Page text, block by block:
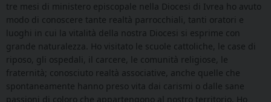
tre mesi di ministero episcopale nella Diocesi di Ivrea ho avuto
modo di conoscere tante realtà parrocchiali, tanti oratori e
luoghi in cui la vitalità della nostra Diocesi si esprime con
grande naturalezza. Ho visitato le scuole cattoliche, le case di
riposo, gli ospedali, il carcere, le comunità religiose, le
fraternità; conosciuto realtà associative, anche quelle che
spontaneamente hanno preso vita dai carismi o dalle sane
passioni di coloro che appartengono al nostro territorio. Ho